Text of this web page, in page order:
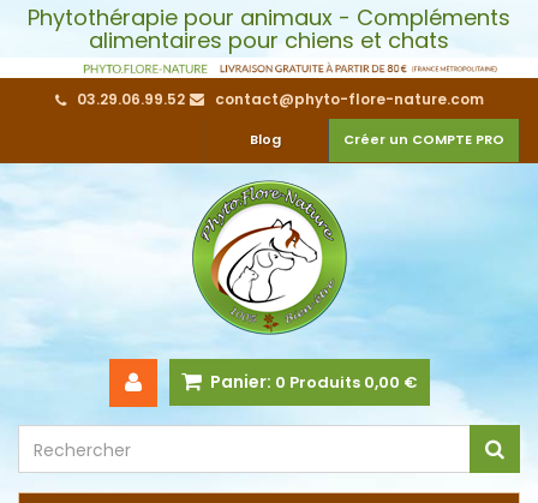
Phytothérapie pour animaux - Compléments
alimentaires pour chiens et chats
03.29.06.99.52 contact@phyto-flore-nature.com
Créer un COMPTE PRO
Blog
Panier: 0 Produits 0,00 €